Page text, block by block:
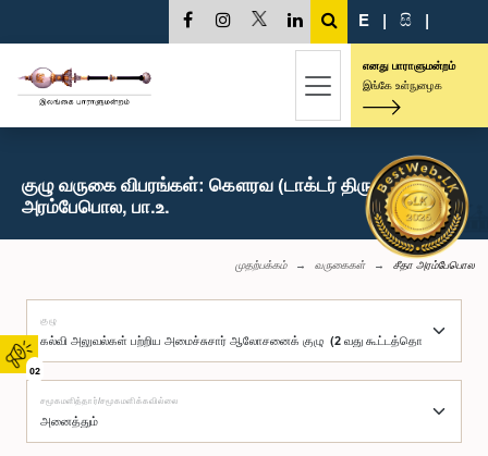
02
E | සි |
எனது பாராளுமன்றம்
இங்கே உள்நுழைக
குழு வருகை விபரங்கள்: கௌரவ (டாக்டர் திருமதி) சீதா
அரம்பேபொல, பா.உ.
முதற்பக்கம் வருகைகள் சீதா அரம்பேபொல
குழு
சமூகமளித்தார்/சமூகமளிக்கவில்லை